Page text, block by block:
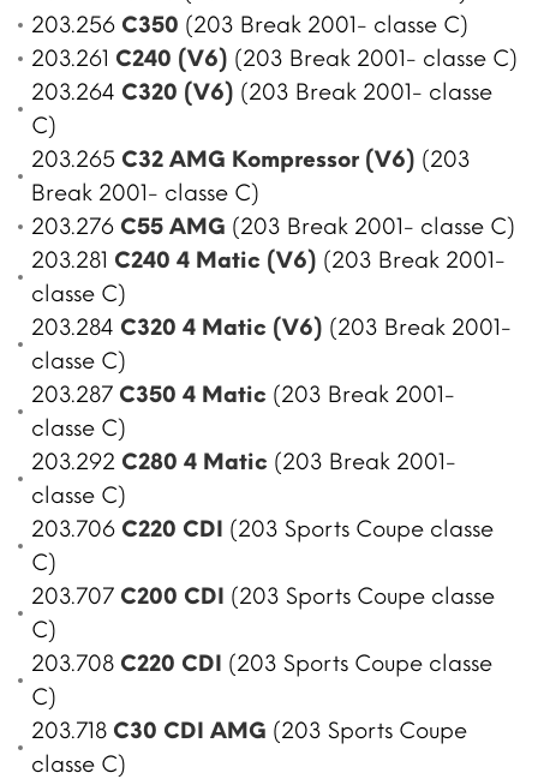
203.256 C350 (203 Break 2001- classe C)
203.261 C240 (V6) (203 Break 2001- classe C)
203.264 C320 (V6) (203 Break 2001- classe
C)
203.265 C32 AMG Kompressor (V6) (203
Break 2001- classe C)
203.276 C55 AMG (203 Break 2001- classe C)
203.281 C240 4 Matic (V6) (203 Break 2001-
classe C)
203.284 C320 4 Matic (V6) (203 Break 2001-
classe C)
203.287 C350 4 Matic (203 Break 2001-
classe C)
203.292 C280 4 Matic (203 Break 2001-
classe C)
203.706 C220 CDI (203 Sports Coupe classe
C)
203.707 C200 CDI (203 Sports Coupe classe
C)
203.708 C220 CDI (203 Sports Coupe classe
C)
203.718 C30 CDI AMG (203 Sports Coupe
classe C)